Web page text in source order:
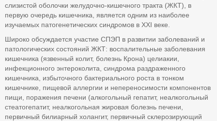
слизистой оболочки желудочно-кишечного тракта (ЖКТ), в
первую очередь кишечника, является одним из наиболее
изучаемых патогенетических синдромов в ХХI веке.
Широко обсуждается участие СПЭП в развитии заболеваний и
патологических состояний ЖКТ: воспалительные заболевания
кишечника (язвенный колит, болезнь Крона) целиакии,
инфекционного энтероколита, синдрома раздраженного
кишечника, избыточного бактериального роста в тонком
кишечнике, пищевой аллергии и непереносимости компонентов
пищи, поражения печени (алкогольный гепатит, неалкогольный
стеатогепатит, неалкогольная жировая болезнь печени,
первичный билиарный холангит, первичный склерозирующий